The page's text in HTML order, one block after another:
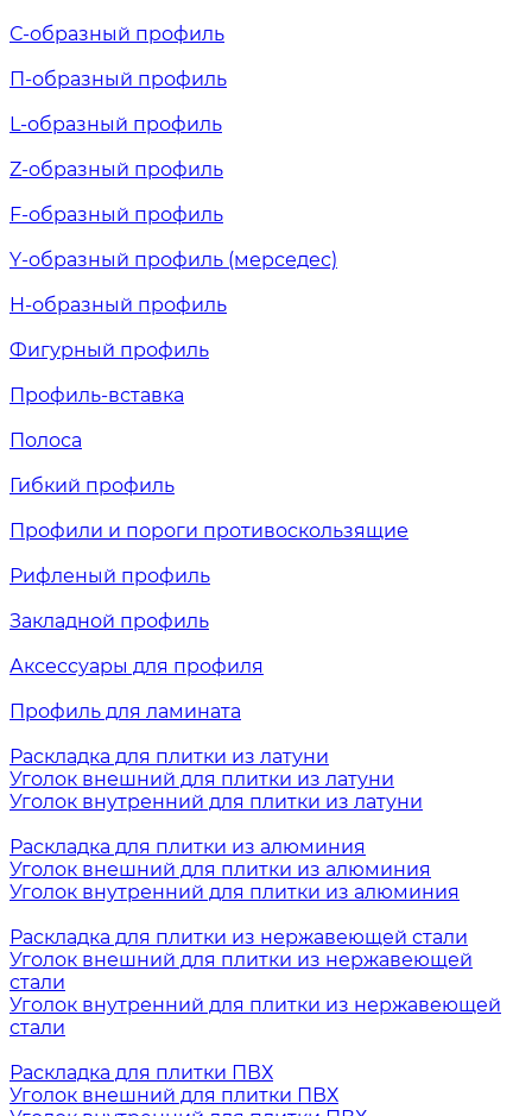
С-образный профиль
П-образный профиль
L-образный профиль
Z-образный профиль
F-образный профиль
Y-образный профиль (мерседес)
H-образный профиль
Фигурный профиль
Профиль-вставка
Полоса
Гибкий профиль
Профили и пороги противоскользящие
Рифленый профиль
Закладной профиль
Аксессуары для профиля
Профиль для ламината
Раскладка для плитки из латуни
Уголок внешний для плитки из латуни
Уголок внутренний для плитки из латуни
Раскладка для плитки из алюминия
Уголок внешний для плитки из алюминия
Уголок внутренний для плитки из алюминия
Раскладка для плитки из нержавеющей стали
Уголок внешний для плитки из нержавеющей
стали
Уголок внутренний для плитки из нержавеющей
стали
Раскладка для плитки ПВХ
Уголок внешний для плитки ПВХ